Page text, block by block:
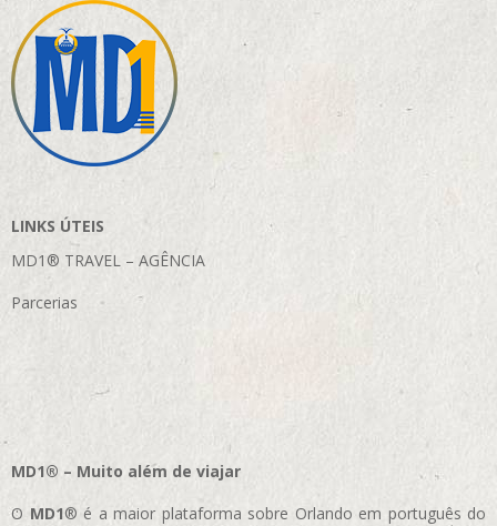
LINKS ÚTEIS
MD1® TRAVEL – AGÊNCIA
Parcerias
MD1® – Muito além de viajar
O MD1® é a maior plataforma sobre Orlando em português do